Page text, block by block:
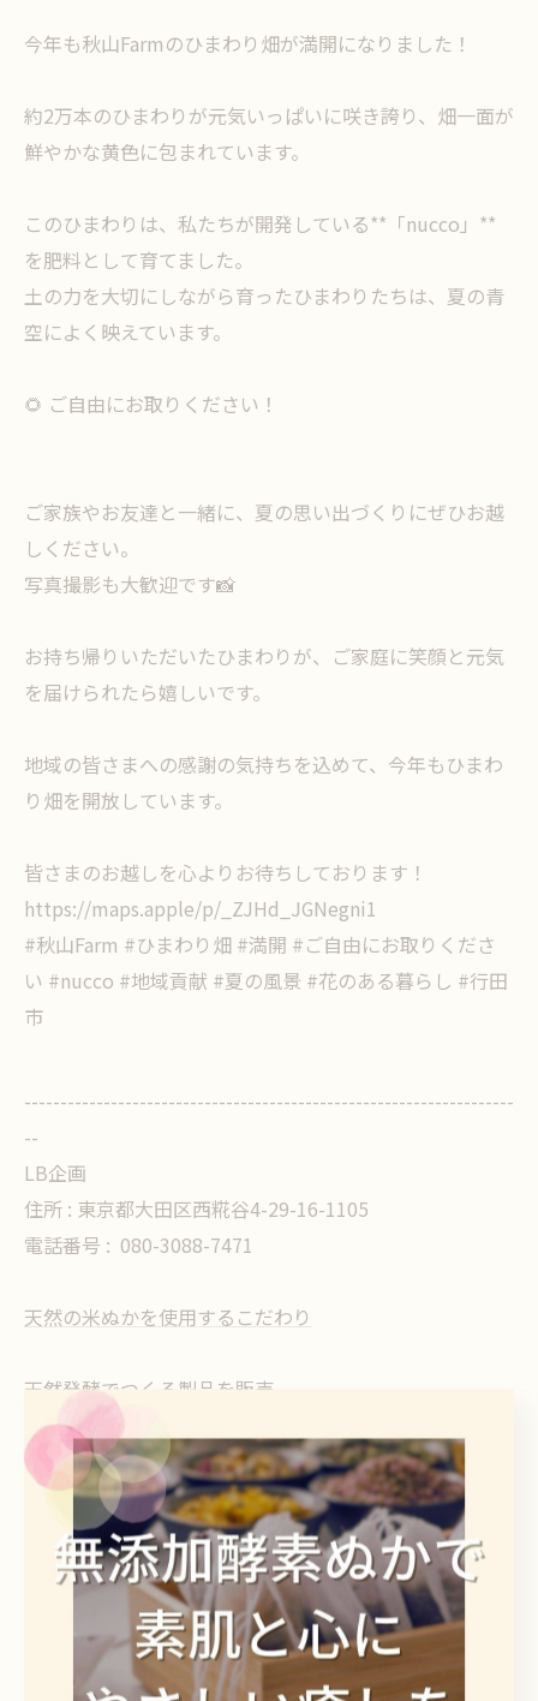
今年も秋山Farmのひまわり畑が満開になりました！
約2万本のひまわりが元気いっぱいに咲き誇り、畑一面が
鮮やかな黄色に包まれています。
このひまわりは、私たちが開発している**「nucco」**
を肥料として育てました。
土の力を大切にしながら育ったひまわりたちは、夏の青
空によく映えています。
🌻 ご自由にお取りください！
ご家族やお友達と一緒に、夏の思い出づくりにぜひお越
しください。
写真撮影も大歓迎です📸
お持ち帰りいただいたひまわりが、ご家庭に笑顔と元気
を届けられたら嬉しいです。
地域の皆さまへの感謝の気持ちを込めて、今年もひまわ
り畑を開放しています。
皆さまのお越しを心よりお待ちしております！
https://maps.apple/p/_ZJHd_JGNegni1
#秋山Farm #ひまわり畑 #満開 #ご自由にお取りくださ
い #nucco #地域貢献 #夏の風景 #花のある暮らし #行田
市
--------------------------------------------------------------------
--
LB企画
住所 : 東京都大田区西糀谷4-29-16-1105
電話番号 : 080-3088-7471
天然の米ぬかを使用するこだわり
天然発酵でつくる製品を販売
--------------------------------------------------------------------
発酵
< 前のページ 一覧に戻る